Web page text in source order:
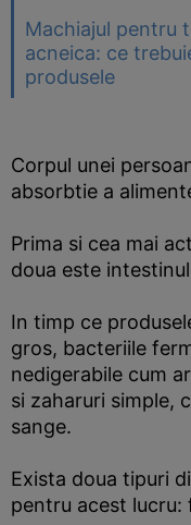
Machiajul pentru
acneica: ce
produsele
Corpul unei
absorbtie a
Prima si cea mai
doua este
In timp ce
gros, bacteriile
nedigerabile cum
si zaharuri simple,
sange.
Exista doua tipuri
pentru acest lucru: